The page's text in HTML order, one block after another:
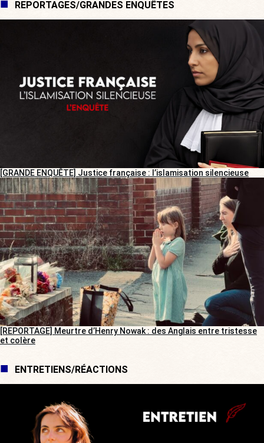
REPORTAGES/GRANDES ENQUÊTES
[GRANDE ENQUÊTE] Justice française : l’islamisation silencieuse
[REPORTAGE] Meurtre d’Henry Nowak : des Anglais entre tristesse
et colère
ENTRETIENS/RÉACTIONS